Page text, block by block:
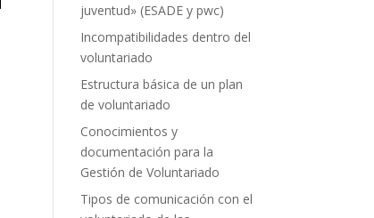
juventud» (ESADE y pwc)
Incompatibilidades dentro del
voluntariado
Estructura básica de un plan
de voluntariado
Conocimientos y
documentación para la
Gestión de Voluntariado
Tipos de comunicación con el